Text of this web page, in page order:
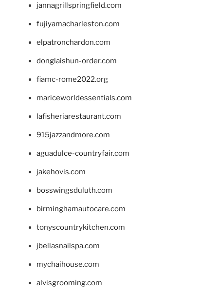
jannagrillspringfield.com
fujiyamacharleston.com
elpatronchardon.com
donglaishun-order.com
fiamc-rome2022.org
mariceworldessentials.com
lafisheriarestaurant.com
915jazzandmore.com
aguadulce-countryfair.com
jakehovis.com
bosswingsduluth.com
birminghamautocare.com
tonyscountrykitchen.com
jbellasnailspa.com
mychaihouse.com
alvisgrooming.com